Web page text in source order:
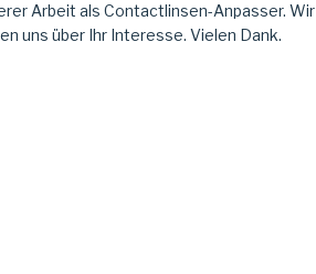
Arbeit als Contactlinsen-Anpasser. Wir
uns über Ihr Interesse. Vielen Dank.